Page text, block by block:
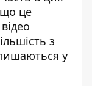
це
з
у